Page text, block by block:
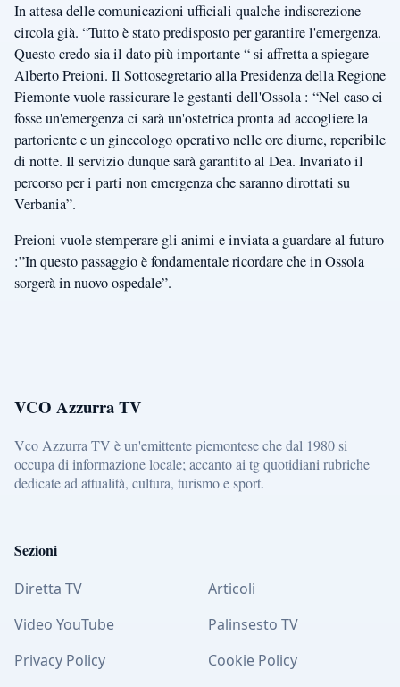
In attesa delle comunicazioni ufficiali qualche indiscrezione
circola già. “Tutto è stato predisposto per garantire l'emergenza.
Questo credo sia il dato più importante “ si affretta a spiegare
Alberto Preioni. Il Sottosegretario alla Presidenza della Regione
Piemonte vuole rassicurare le gestanti dell'Ossola : “Nel caso ci
fosse un'emergenza ci sarà un'ostetrica pronta ad accogliere la
partoriente e un ginecologo operativo nelle ore diurne, reperibile
di notte. Il servizio dunque sarà garantito al Dea. Invariato il
percorso per i parti non emergenza che saranno dirottati su
Verbania”.
Preioni vuole stemperare gli animi e inviata a guardare al futuro
:”In questo passaggio è fondamentale ricordare che in Ossola
sorgerà in nuovo ospedale”.
VCO Azzurra TV
Vco Azzurra TV è un'emittente piemontese che dal 1980 si
occupa di informazione locale; accanto ai tg quotidiani rubriche
dedicate ad attualità, cultura, turismo e sport.
Sezioni
Diretta TV
Articoli
Video YouTube
Palinsesto TV
Privacy Policy
Cookie Policy